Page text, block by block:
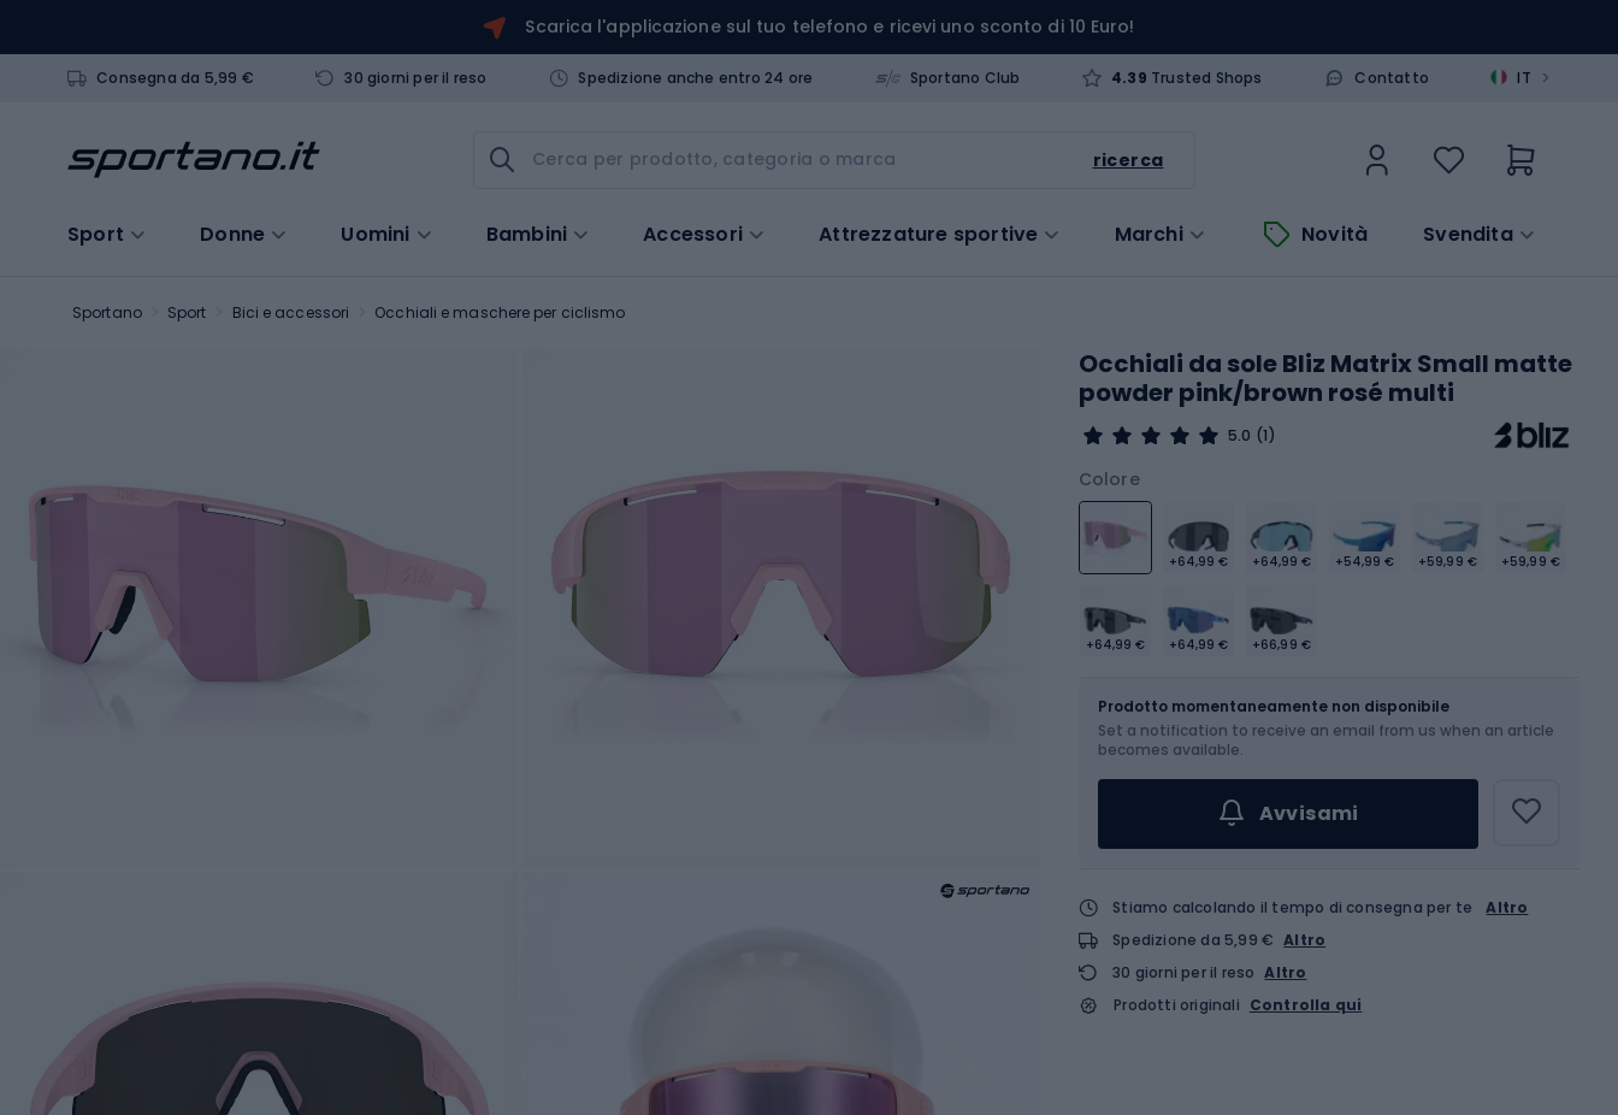
Scarica l'applicazione sul tuo telefono e ricevi uno sconto di 10 Euro!
Consegna da 5,99 € 30 giorni per il reso Spedizione anche entro 24 ore Sportano Club 4.39 Trusted Shops Contatto IT >
ricerca
Sport Donne Uomini Bambini Accessori Attrezzature sportive Marchi Novità Svendita
Sportano Sport Bici e accessori Occhiali e maschere per ciclismo
Occhiali da sole Bliz Matrix Small matte
powder pink/brown rosé multi
5.0 (1)
Colore
+64,99 € +64,99 € +54,99 € +59,99 € +59,99 €
+64,99 € +64,99 € +66,99 €
Prodotto momentaneamente non disponibile
Set a notification to receive an email from us when an article
becomes available.
Avvisami
Stiamo calcolando il tempo di consegna per te
Altro
Spedizione da 5,99 € Altro
30 giorni per il reso Altro
Prodotti originali Controlla qui